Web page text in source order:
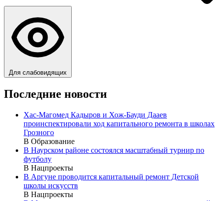
Для слабовидящих
Последние новости
Хас-Магомед Кадыров и Хож-Бауди Дааев
проинспектировали ход капитального ремонта в школах
Грозного
В Образование
В Наурском районе состоялся масштабный турнир по
футболу
В Нацпроекты
В Аргуне проводится капитальный ремонт Детской
школы искусств
В Нацпроекты